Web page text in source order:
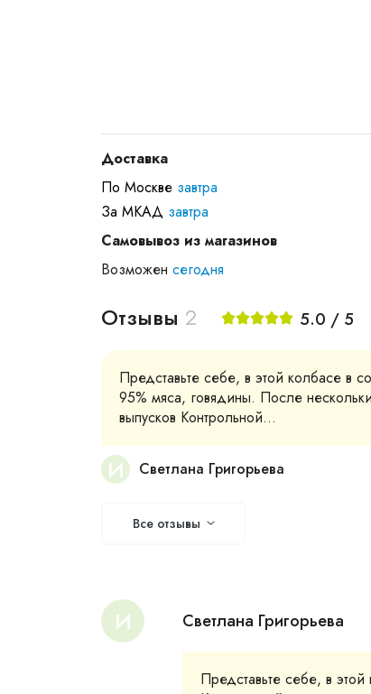
Доставка
По Москве завтра
За МКАД завтра
Самовывоз из магазинов
Возможен сегодня
Отзывы 2 5.0 / 5
Представьте себе, в этой колбасе в
95% мяса, говядины. После
выпусков Контрольной...
И Светлана Григорьева
Все отзывы
И Светлана Григорьева
Представьте себе, в